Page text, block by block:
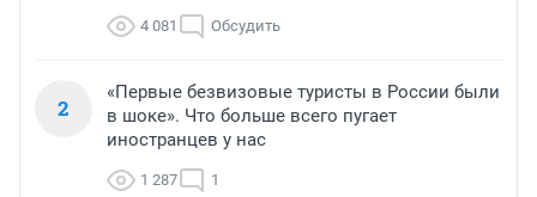
4 081 Обсудить
2
«Первые безвизовые туристы в России были
в шоке». Что больше всего пугает
иностранцев у нас
1 287 1